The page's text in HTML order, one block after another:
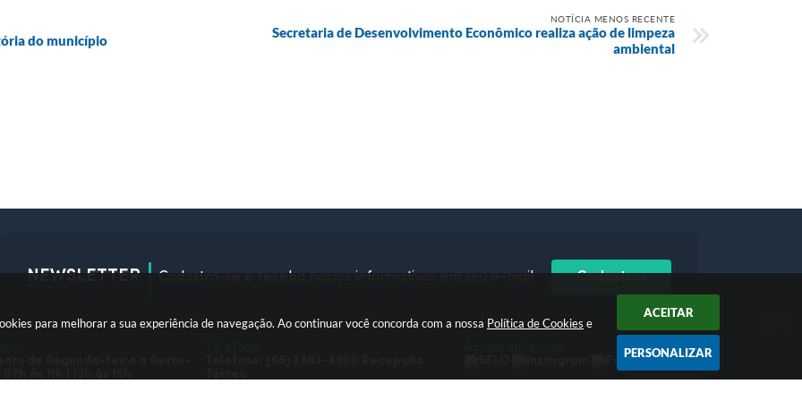
para melhorar a sua experiência de navegação. Ao continuar você concorda com a nossa Política de Cookies e
ACEITAR
PERSONALIZAR
do município
NOTÍCIA MENOS RECENTE
Secretaria de Desenvolvimento Econômico realiza ação de limpeza
ambiental
NEWSLETTER Cadastra-se e receba nossos informativos em seu e-mail Cadastrar